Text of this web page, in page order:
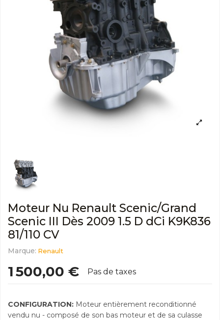
Moteur Nu Renault Scenic/Grand
Scenic III Dès 2009 1.5 D dCi K9K836
81/110 CV
Marque: Renault
1 500,00 € Pas de taxes
CONFIGURATION: Moteur entièrement reconditionné
vendu nu - composé de son bas moteur et de sa culasse